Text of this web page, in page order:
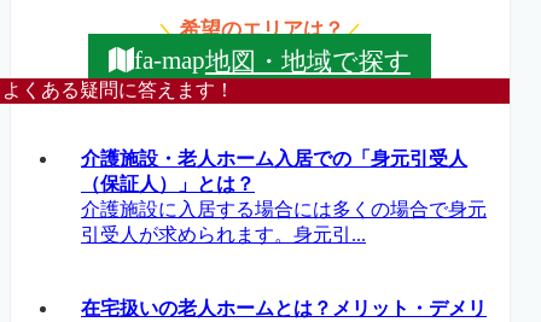
＼希望のエリアは？／
fa-map地図・地域で探す
よくある疑問に答えます！
介護施設・老人ホーム入居での「身元引受人
（保証人）」とは？
介護施設に入居する場合には多くの場合で身元
引受人が求められます。身元引...
在宅扱いの老人ホームとは？メリット・デメリ